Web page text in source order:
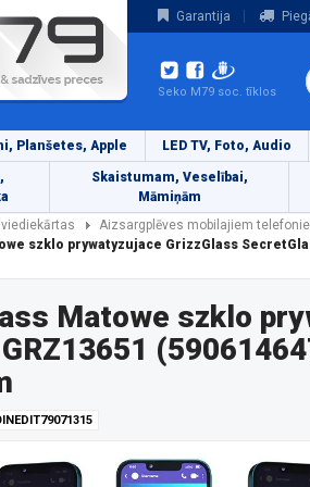
Garantija
Seko M79 soc. tīklos
Planšetes, Apple LED TV, Foto, Audio
Skaistumam, Veselībai,
Māmiņām
Aizsargplēves mobilajiem
szklo prywatyzujace GrizzGlass
Matowe szklo